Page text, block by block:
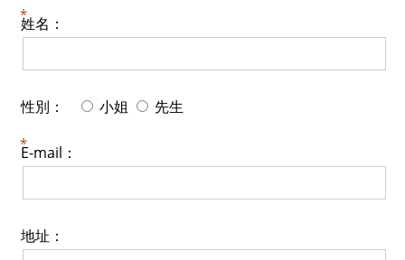
姓名：
性別： 小姐 先生
E-mail：
地址：